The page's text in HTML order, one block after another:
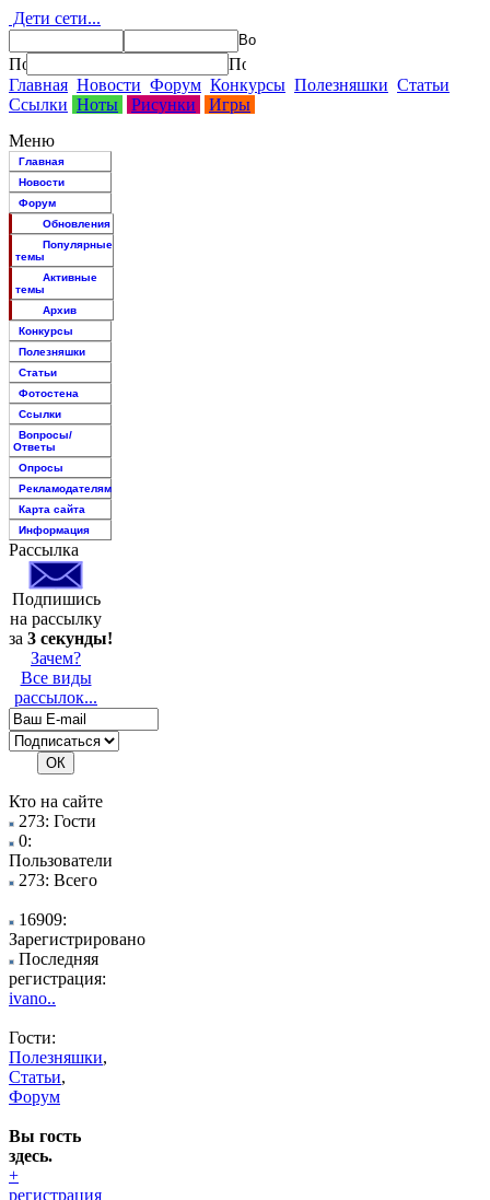
Дети сети...
Главная Новости Форум Конкурсы Полезняшки Статьи
Ссылки Ноты Рисунки
Игры
Меню
Главная
Новости
Форум
Обновления
Популярные
темы
Активные
темы
Архив
Конкурсы
Полезняшки
Статьи
Фотостена
Ссылки
Вопросы/
Ответы
Опросы
Рекламодателям
Карта сайта
Информация
Рассылка
Подпишись
на рассылку
за 3 секунды!
Зачем?
Все виды
рассылок...
Кто на сайте
273: Гости
0:
Пользователи
273: Всего
16909:
Зарегистрировано
Последняя
регистрация:
ivano..
Гости:
Полезняшки,
Статьи,
Форум
Вы гость
здесь.
+
регистрация